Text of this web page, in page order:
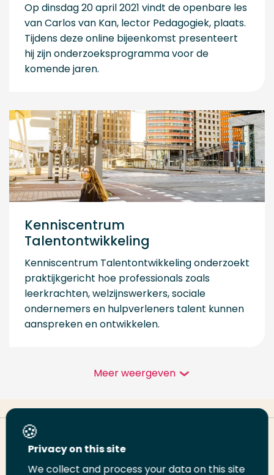
Op dinsdag 20 april 2021 vindt de openbare les
van Carlos van Kan, lector Pedagogiek, plaats.
Tijdens deze online bijeenkomst presenteert
hij zijn onderzoeksprogramma voor de
komende jaren.
Kenniscentrum
Talentontwikkeling
Kenniscentrum Talentontwikkeling onderzoekt
praktijkgericht hoe professionals zoals
leerkrachten, welzijnswerkers, sociale
ondernemers en hulpverleners talent kunnen
aanspreken en ontwikkelen.
Meer weergeven
Deel deze pagina
Privacy on this site
We collect and process your data on this site